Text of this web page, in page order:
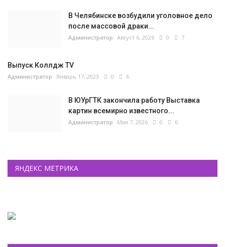
В Челябинске возбудили уголовное дело
после массовой драки...
Администратор Август 6, 2026 0 7
Выпуск Коллдж TV
Администратор Январь 17, 2023 0 6
В ЮУрГТК закончила работу Выставка
картин всемирно известного...
Администратор Мая 7, 2026 0 6
ЯНДЕКС МЕТРИКА